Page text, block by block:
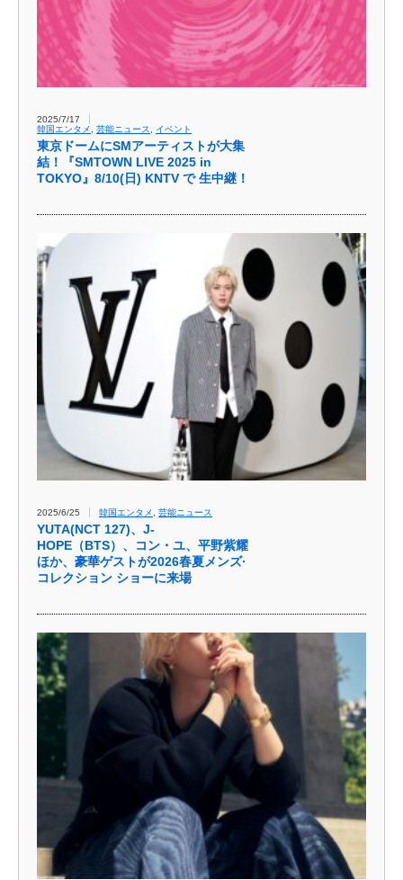
2025/7/17
韓国エンタメ
芸能ニュース イベント
東京ドームにSMアーティストが大集
結！『SMTOWN LIVE 2025 in
TOKYO』8/10(日) KNTV で 生中継！
2025/6/25 韓国エンタメ 芸能ニュース
YUTA(NCT 127)、J-
HOPE（BTS）、コン・ユ、平野紫耀
ほか、豪華ゲストが2026春夏メンズ·
コレクション ショーに来場